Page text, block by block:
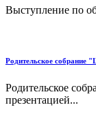
Выступление по
Родительское собрание
Родительское
презентацией...